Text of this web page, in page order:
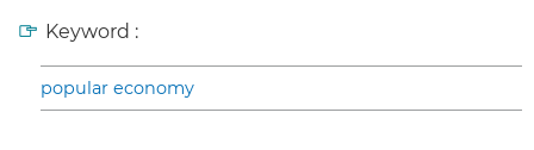
Keyword :
popular economy